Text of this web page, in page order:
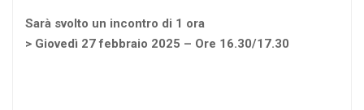
Sarà svolto un incontro di 1 ora
> Giovedì 27 febbraio 2025 – Ore 16.30/17.30